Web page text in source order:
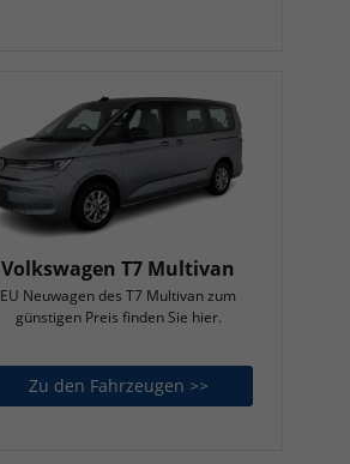
Volkswagen T7 Multivan
EU Neuwagen des T7 Multivan zum
günstigen Preis finden Sie hier.
Zu den Fahrzeugen >>